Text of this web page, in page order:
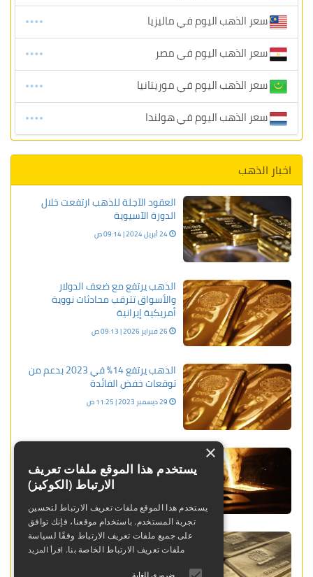
سعر الذهب اليوم في ماليزيا
سعر الذهب اليوم في مصر
سعر الذهب اليوم في موريتانيا
سعر الذهب اليوم في هولندا
اخبار الذهب
العقود الآجلة للذهب ارتفعت خلال
الدورة الآسيوية
الذهب يرتفع مع ضعف الدولار
والأسواق تترقب محادثات نووية
أمريكية إيرانية
الذهب يرتفع 14% في 2023 بدعم من
توقعات خفض الفائدة
دورة الولايات المتحدة
الذهب يرتفع من أدنى مستوى في
أسبوع وسط هدوء مخاوف الشرق
×
يستخدم هذا الموقع ملفات تعريف
الارتباط (الكوكيز)
يستخدم هذا الموقع ملفات تعريف الارتباط لتحسين
تجربة المستخدم. باستخدام موقعنا، فإنك توافق
على جميع ملفات تعريف الارتباط وفقًا لسياسة
ملفات تعريف الارتباط الخاصة بنا. اقرأ المزيد
ضروري للغاية